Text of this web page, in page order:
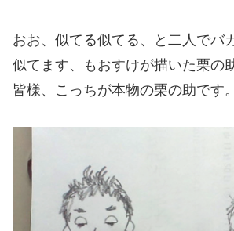
おお、似てる似てる、と二人でバ
似てます、もおすけが描いた栗の
皆様、こっちが本物の栗の助です。